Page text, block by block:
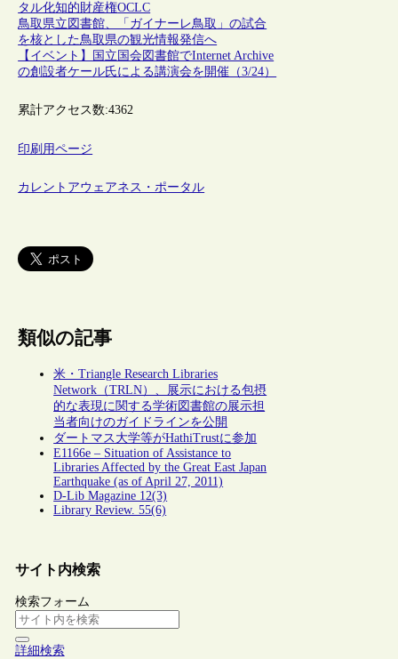
タル化知的財産権OCLC
鳥取県立図書館、「ガイナーレ鳥取」の試合
を核とした鳥取県の観光情報発信へ
【イベント】国立国会図書館でInternet Archive
の創設者ケール氏による講演会を開催（3/24）
累計アクセス数:4362
印刷用ページ
カレントアウェアネス・ポータル
類似の記事
米・Triangle Research Libraries
Network（TRLN）、展示における包摂
的な表現に関する学術図書館の展示担
当者向けのガイドラインを公開
ダートマス大学等がHathiTrustに参加
E1166e – Situation of Assistance to
Libraries Affected by the Great East Japan
Earthquake (as of April 27, 2011)
D-Lib Magazine 12(3)
Library Review. 55(6)
サイト内検索
検索フォーム
詳細検索